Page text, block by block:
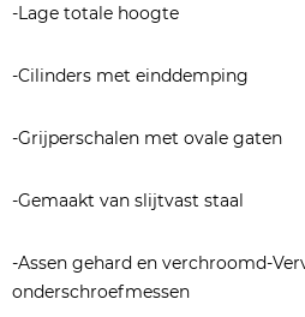
-Lage totale hoogte
-Cilinders met einddemping
-Grijperschalen met ovale gaten
-Gemaakt van slijtvast staal
-Assen gehard en verchroomd-
onderschroefmessen